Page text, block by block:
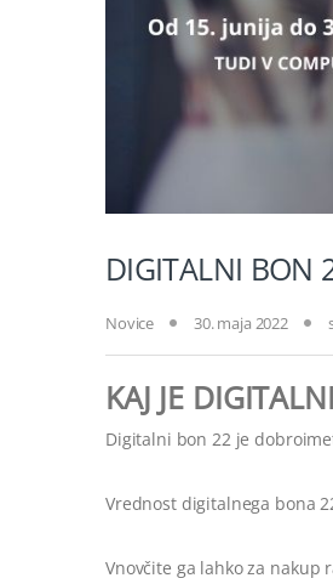
DIGITALNI BON
Novice 30. maja 2022
KAJ JE
Digitalni bon 22 je
Vrednost digitalnega bona
Vnovčite ga lahko za nakup